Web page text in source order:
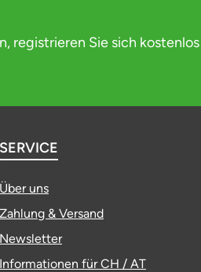
registrieren Sie sich
SERVICE
Über uns
Zahlung & Versand
Newsletter
Informationen für CH / AT